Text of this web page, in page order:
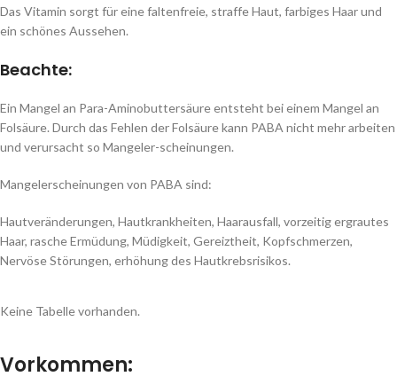
Das Vitamin sorgt für eine faltenfreie, straffe Haut, farbiges Haar und
ein schönes Aussehen.
Beachte:
Ein Mangel an Para-Aminobuttersäure entsteht bei einem Mangel an
Folsäure. Durch das Fehlen der Folsäure kann PABA nicht mehr arbeiten
und verursacht so Mangeler-scheinungen.
Mangelerscheinungen von PABA sind:
Hautveränderungen, Hautkrankheiten, Haarausfall, vorzeitig ergrautes
Haar, rasche Ermüdung, Müdigkeit, Gereiztheit, Kopfschmerzen,
Nervöse Störungen, erhöhung des Hautkrebsrisikos.
Keine Tabelle vorhanden.
Vorkommen: